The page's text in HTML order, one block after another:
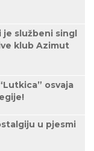
je službeni singl
klub Azimut
osvaja
u pjesmi